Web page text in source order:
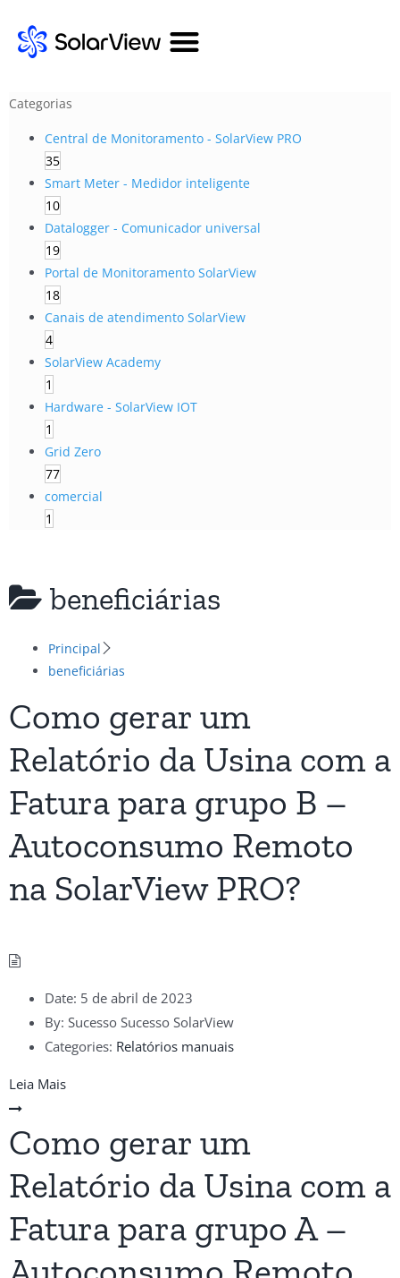
Categorias
Central de Monitoramento - SolarView PRO
35
Smart Meter - Medidor inteligente
10
Datalogger - Comunicador universal
19
Portal de Monitoramento SolarView
18
Canais de atendimento SolarView
4
SolarView Academy
1
Hardware - SolarView IOT
1
Grid Zero
77
comercial
1
beneficiárias
Principal
beneficiárias
Como gerar um
Relatório da Usina com a
Fatura para grupo B –
Autoconsumo Remoto
na SolarView PRO?
Date: 5 de abril de 2023
By: Sucesso Sucesso SolarView
Categories: Relatórios manuais
Leia Mais
Como gerar um
Relatório da Usina com a
Fatura para grupo A –